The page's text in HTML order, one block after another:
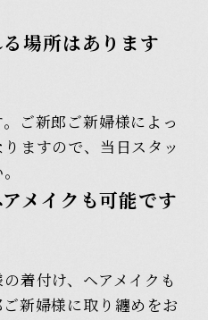
場所はあります
ご新郎ご新婦様によっ
ますので、当日スタッ
メイクも可能です
着付け、ヘアメイクも
新婦様に取り纏めをお